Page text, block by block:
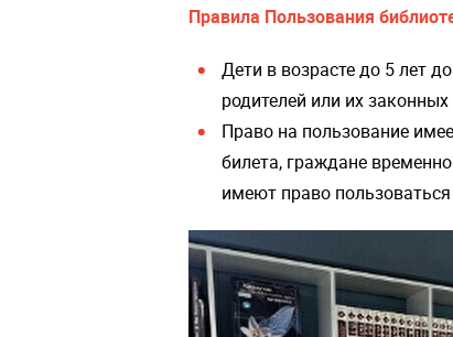
Правила Пользования
Дети в возрасте до 5 лет
родителей или их
Право на пользование
билета, граждане
имеют право